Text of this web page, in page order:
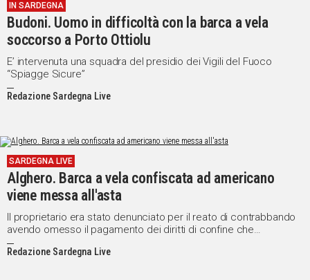
IN SARDEGNA
Budoni. Uomo in difficoltà con la barca a vela
soccorso a Porto Ottiolu
E’ intervenuta una squadra del presidio dei Vigili del Fuoco
“Spiagge Sicure”
Redazione Sardegna Live
SARDEGNA LIVE
Alghero. Barca a vela confiscata ad americano
viene messa all'asta
Il proprietario era stato denunciato per il reato di contrabbando
avendo omesso il pagamento dei diritti di confine che
ammontavano a circa 50mila euro
Redazione Sardegna Live